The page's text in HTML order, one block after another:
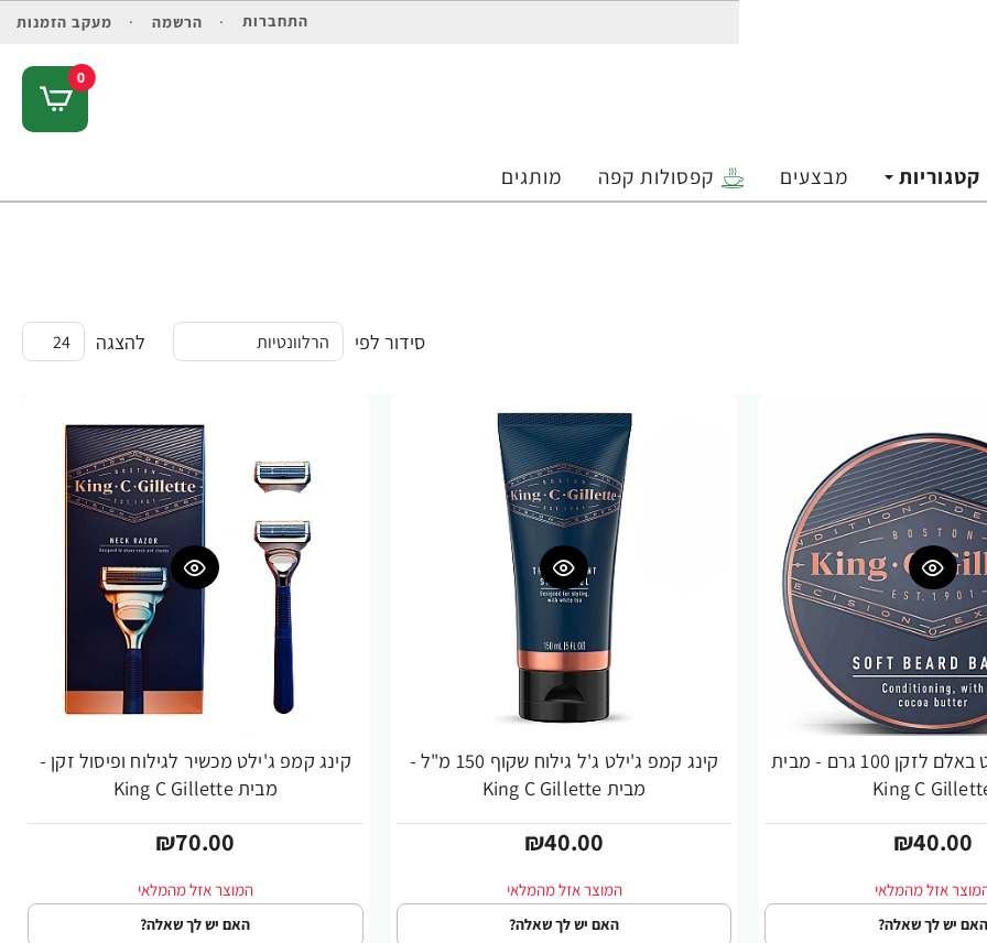
התחברות הרשמה מעקב הזמנות
0
קטגוריות מבצעים קפסולות קפה מותגים
סידור לפי להצגה
קינג קמפ ג'ילט באלם לזקן 100 גרם - מבית
King C
₪40.00
האם יש לך שאלה?
קינג קמפ ג'ילט ג'ל גילוח שקוף 150 מ"ל -
מבית King C Gillette
₪40.00
האם יש לך שאלה?
קינג קמפ ג'ילט מכשיר לגילוח ופיסול זקן -
מבית King C Gillette
₪70.00
האם יש לך שאלה?